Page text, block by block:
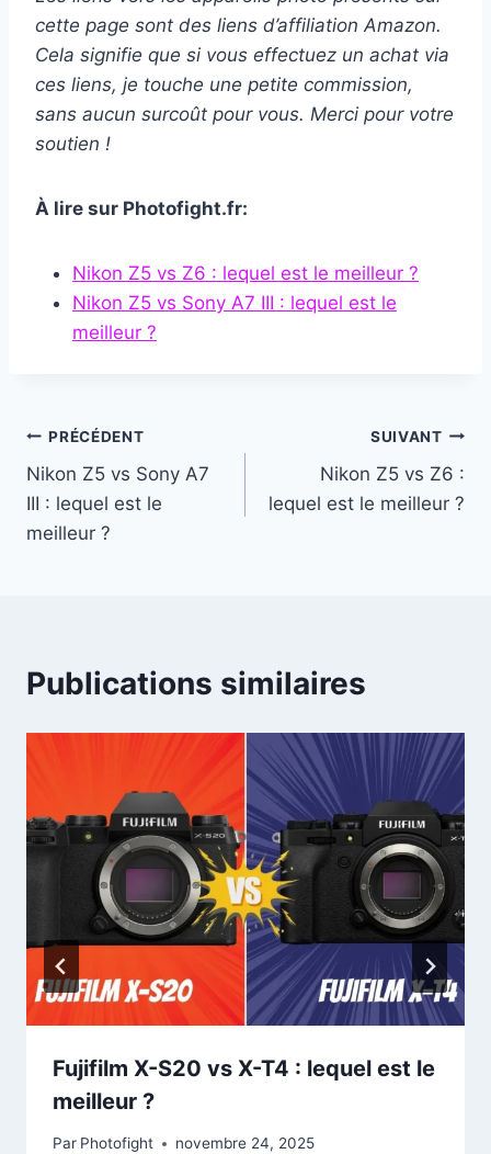
cette page sont des liens d’affiliation Amazon.
Cela signifie que si vous effectuez un achat via
ces liens, je touche une petite commission,
sans aucun surcoût pour vous. Merci pour votre
soutien !
À lire sur Photofight.fr:
Nikon Z5 vs Z6 : lequel est le meilleur ?
Nikon Z5 vs Sony A7 III : lequel est le
meilleur ?
Navigation
de
l’article
PRÉCÉDENT
Nikon Z5 vs Sony A7
III : lequel est le
meilleur ?
SUIVANT
Nikon Z5 vs Z6 :
lequel est le meilleur ?
Publications similaires
Fujifilm X-S20 vs X-T4 : lequel est le
meilleur ?
Par Photofight novembre 24, 2025